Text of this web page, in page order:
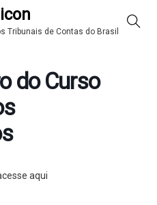
Tribunais de Contas do Brasil
do Curso
aqui